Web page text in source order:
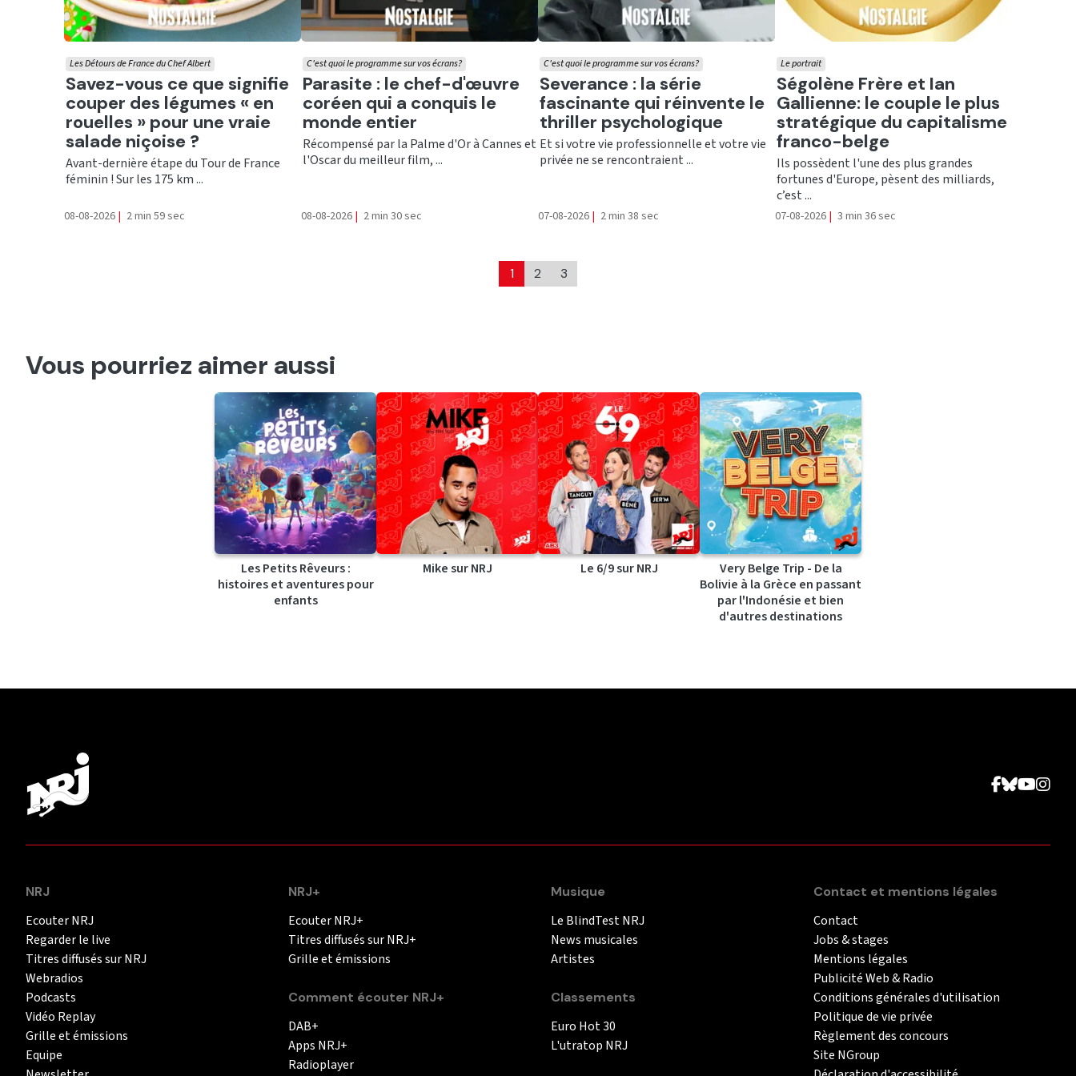
Ecouter
Savez-vous ce que signifie
couper des légumes « en
rouelles » pour une vraie
salade niçoise ?
Les Détours de France du Chef Albert
Avant-dernière étape du Tour de France
féminin ! Sur les 175 km ...
08-08-2026 | 2 min 59 sec
Ecouter
Parasite : le chef-d'œuvre
coréen qui a conquis le
monde entier
C'est quoi le programme sur vos écrans?
Récompensé par la Palme d'Or à Cannes et
l'Oscar du meilleur film, ...
08-08-2026 | 2 min 30 sec
Ecouter
Severance : la série
fascinante qui réinvente le
thriller psychologique
C'est quoi le programme sur vos écrans?
Et si votre vie professionnelle et votre vie
privée ne se rencontraient ...
07-08-2026 | 2 min 38 sec
Ecouter
Ségolène Frère et Ian
Gallienne: le couple le plus
stratégique du capitalisme
franco-belge
Le portrait
Ils possèdent l'une des plus grandes
fortunes d'Europe, pèsent des milliards,
c’est ...
07-08-2026 | 3 min 36 sec
1 2 3
Vous pourriez aimer aussi
Les Petits Rêveurs :
histoires et aventures pour
enfants
Mike sur NRJ Le 6/9 sur NRJ
Very Belge Trip - De la
Bolivie à la Grèce en passant
par l'Indonésie et bien
d'autres destinations
NRJ
Ecouter NRJ
Regarder le live
Titres diffusés sur NRJ
Webradios
Podcasts
Vidéo Replay
Grille et émissions
Equipe
NRJ+
Ecouter NRJ+
Titres diffusés sur NRJ+
Grille et émissions
Comment écouter NRJ+
DAB+
Apps NRJ+
Radioplayer
Musique
Le BlindTest NRJ
News musicales
Artistes
Classements
Euro Hot 30
L'utratop NRJ
Contact et mentions légales
Contact
Jobs & stages
Mentions légales
Publicité Web & Radio
Conditions générales d'utilisation
Politique de vie privée
Règlement des concours
Site NGroup